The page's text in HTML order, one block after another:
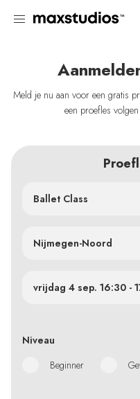
Meld je nu aan voor een gratis
een proefles
Ballet Class
Nijmegen-Noord
Niveau
Beginner